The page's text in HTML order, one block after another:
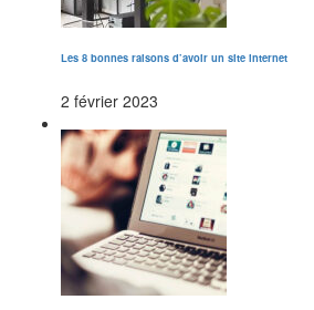
Les 8 bonnes raisons d’avoir un site internet
2 février 2023